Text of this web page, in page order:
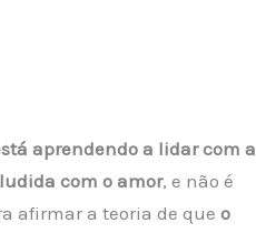
aprendendo a lidar com a
com o amor, e não é
afirmar a teoria de que o